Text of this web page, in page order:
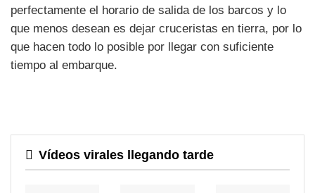
perfectamente el horario de salida de los barcos y lo
que menos desean es dejar cruceristas en tierra, por lo
que hacen todo lo posible por llegar con suficiente
tiempo al embarque.
Vídeos virales llegando tarde